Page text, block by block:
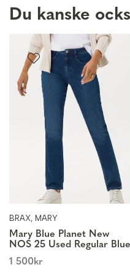
Du kanske
BRAX, MARY
Mary Blue Planet New
NOS 25 Used Regular Blue
1 500kr